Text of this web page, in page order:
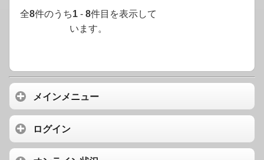
全8件のうち1 - 8件目を表示して
います。
メインメニュー
ログイン